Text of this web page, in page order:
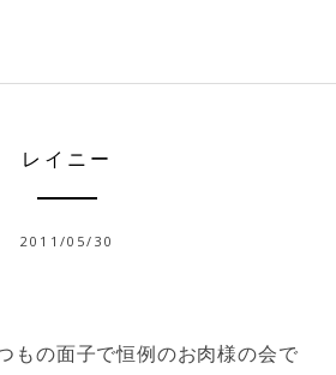
レイニー
2011/05/30
もの面子で恒例のお肉様の会で